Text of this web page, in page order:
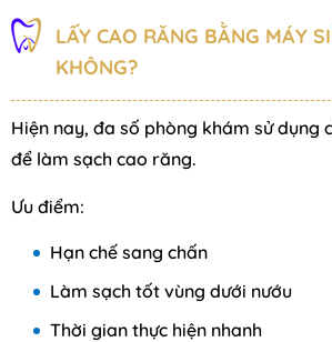
LẤY CAO RĂNG BẰNG MÁY
KHÔNG?
Hiện nay, đa số phòng khám sử dụng
để làm sạch cao răng.
Ưu điểm:
Hạn chế sang chấn
Làm sạch tốt vùng dưới nướu
Thời gian thực hiện nhanh